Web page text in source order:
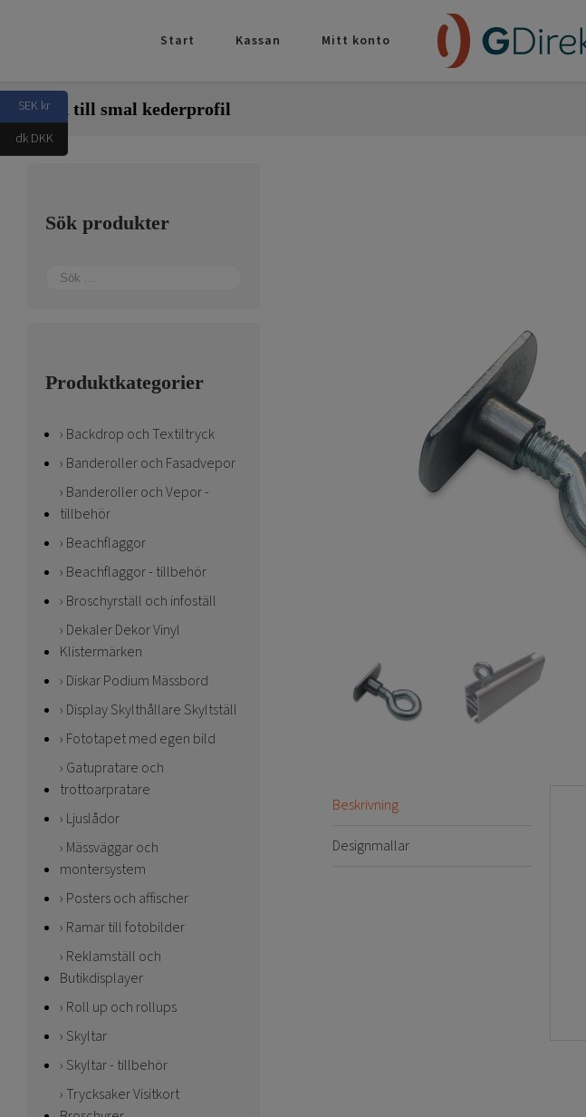
Start Kassan Mitt konto
Krok till smal kederprofil
Beskrivning
Designmallar
Sök produkter
Produktkategorier
Backdrop och Textiltryck
Banderoller och Fasadvepor
Banderoller och Vepor -
tillbehör
Beachflaggor
Beachflaggor - tillbehör
Broschyrställ och infoställ
Dekaler Dekor Vinyl
Klistermärken
Diskar Podium Mässbord
Display Skylthållare Skyltställ
Fototapet med egen bild
Gatupratare och
trottoarpratare
Ljuslådor
Mässväggar och
montersystem
Posters och affischer
Ramar till fotobilder
Reklamställ och
Butikdisplayer
Roll up och rollups
Skyltar
Skyltar - tillbehör
Trycksaker Visitkort
SEK kr
dk DKK